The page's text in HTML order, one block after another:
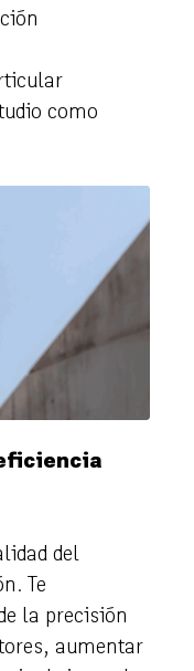
como
del
Te
la precisión
aumentar